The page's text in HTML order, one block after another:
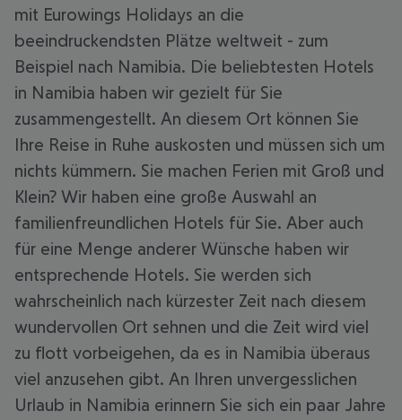
mit Eurowings Holidays an die
beeindruckendsten Plätze weltweit - zum
Beispiel nach Namibia. Die beliebtesten Hotels
in Namibia haben wir gezielt für Sie
zusammengestellt. An diesem Ort können Sie
Ihre Reise in Ruhe auskosten und müssen sich um
nichts kümmern. Sie machen Ferien mit Groß und
Klein? Wir haben eine große Auswahl an
familienfreundlichen Hotels für Sie. Aber auch
für eine Menge anderer Wünsche haben wir
entsprechende Hotels. Sie werden sich
wahrscheinlich nach kürzester Zeit nach diesem
wundervollen Ort sehnen und die Zeit wird viel
zu flott vorbeigehen, da es in Namibia überaus
viel anzusehen gibt. An Ihren unvergesslichen
Urlaub in Namibia erinnern Sie sich ein paar Jahre